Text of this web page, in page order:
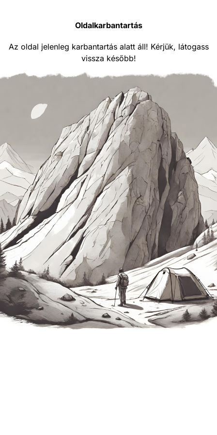
Oldalkarbantartás
Az oldal jelenleg karbantartás alatt áll! Kérjük, látogass
vissza később!